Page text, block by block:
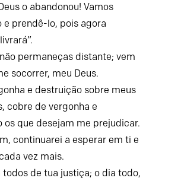
o abandonou! Vamos
e prendê-lo, pois agora
permaneças distante; vem
socorrer, meu Deus.
e destruição sobre meus
cobre de vergonha e
os que desejam me prejudicar.
continuarei a esperar em ti e
vez mais.
todos de tua justiça; o dia todo,